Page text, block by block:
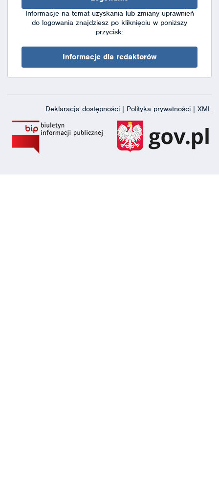
Informacje na temat uzyskania lub zmiany uprawnień
do logowania znajdziesz po kliknięciu w poniższy
przycisk:
Informacje dla redaktorów
Deklaracja dostępności | Polityka prywatności | XML